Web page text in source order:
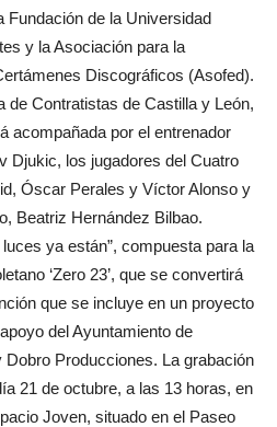
Fundación de la Universidad
y la Asociación para la
Discográficos (Asofed).
de Contratistas de Castilla y León,
acompañada por el entrenador
Djukic, los jugadores del Cuatro
Óscar Perales y Víctor Alonso y
Beatriz Hernández Bilbao.
ya están”, compuesta para la
‘Zero 23’, que se convertirá
que se incluye en un proyecto
del Ayuntamiento de
Dobro Producciones. La grabación
21 de octubre, a las 13 horas, en
Joven, situado en el Paseo